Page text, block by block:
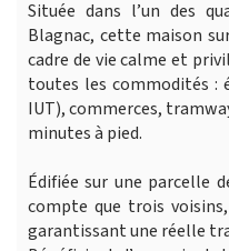
Située dans l’un des
Blagnac, cette maison
cadre de vie calme et
toutes les commodités :
IUT), commerces,
minutes à pied.
Édifiée sur une parcelle
compte que trois
garantissant une réelle